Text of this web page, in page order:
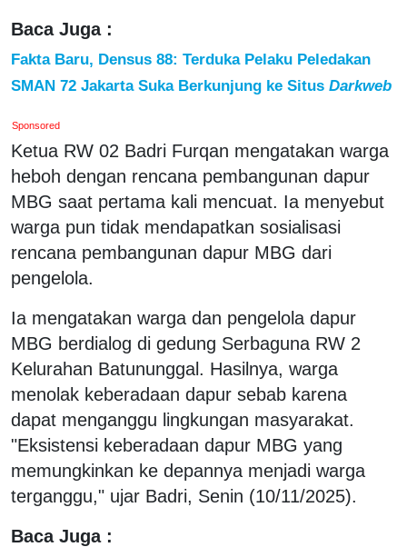
Baca Juga :
Fakta Baru, Densus 88: Terduka Pelaku Peledakan
SMAN 72 Jakarta Suka Berkunjung ke Situs Darkweb
Sponsored
Ketua RW 02 Badri Furqan mengatakan warga
heboh dengan rencana pembangunan dapur
MBG saat pertama kali mencuat. Ia menyebut
warga pun tidak mendapatkan sosialisasi
rencana pembangunan dapur MBG dari
pengelola.
Ia mengatakan warga dan pengelola dapur
MBG berdialog di gedung Serbaguna RW 2
Kelurahan Batununggal. Hasilnya, warga
menolak keberadaan dapur sebab karena
dapat menganggu lingkungan masyarakat.
"Eksistensi keberadaan dapur MBG yang
memungkinkan ke depannya menjadi warga
terganggu," ujar Badri, Senin (10/11/2025).
Baca Juga :